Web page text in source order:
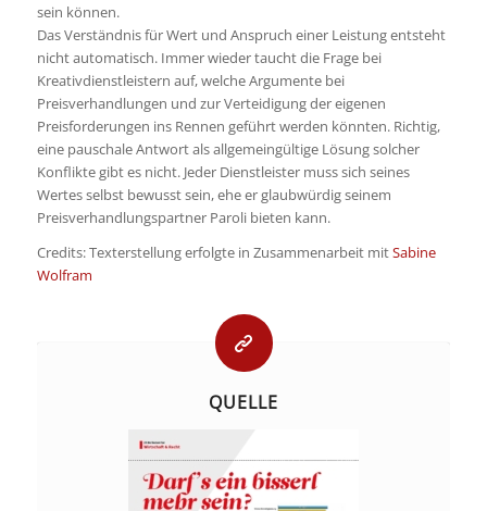
sein können.
Das Verständnis für Wert und Anspruch einer Leistung entsteht
nicht automatisch. Immer wieder taucht die Frage bei
Kreativdienstleistern auf, welche Argumente bei
Preisverhandlungen und zur Verteidigung der eigenen
Preisforderungen ins Rennen geführt werden könnten. Richtig,
eine pauschale Antwort als allgemeingültige Lösung solcher
Konflikte gibt es nicht. Jeder Dienstleister muss sich seines
Wertes selbst bewusst sein, ehe er glaubwürdig seinem
Preisverhandlungspartner Paroli bieten kann.
Credits: Texterstellung erfolgte in Zusammenarbeit mitSabine
Wolfram
QUELLE